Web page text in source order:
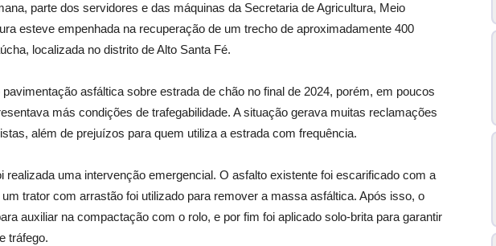
parte dos servidores e das máquinas da Secretaria de Agricultura, Meio
esteve empenhada na recuperação de um trecho de aproximadamente 400
localizada no distrito de Alto Santa Fé.
asfáltica sobre estrada de chão no final de 2024, porém, em poucos
más condições de trafegabilidade. A situação gerava muitas reclamações
além de prejuízos para quem utiliza a estrada com frequência.
realizada uma intervenção emergencial. O asfalto existente foi escarificado com a
trator com arrastão foi utilizado para remover a massa asfáltica. Após isso, o
auxiliar na compactação com o rolo, e por fim foi aplicado solo-brita para garantir
tráfego.